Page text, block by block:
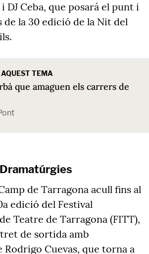
DJ Ceba, que posará el punt i
de la 30 edició de la Nit del
TEMA
que amaguen els carrers de
de Tarragona acull fins al
edició del Festival
Teatre de Tarragona (FITT),
de sortida amb
Rodrigo Cuevas, que torna a